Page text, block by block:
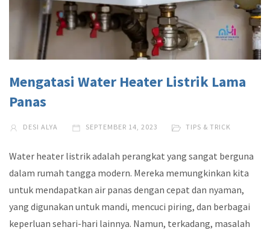
Mengatasi Water Heater Listrik Lama
Panas
DESI ALYA SEPTEMBER 14, 2023 TIPS & TRICK
Water heater listrik adalah perangkat yang sangat berguna
dalam rumah tangga modern. Mereka memungkinkan kita
untuk mendapatkan air panas dengan cepat dan nyaman,
yang digunakan untuk mandi, mencuci piring, dan berbagai
keperluan sehari-hari lainnya. Namun, terkadang, masalah